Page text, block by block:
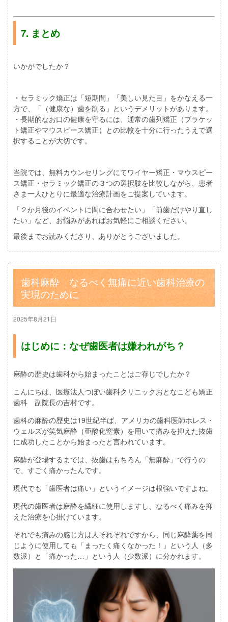
7. まとめ
いかがでしたか？
・セラミック矯正は 「短期間」「美しい見た目」 をかなえる一
方で、
「（健康な）歯を削る」 というデメリットがあります。
・長期的なお口の健康を守るには、通常の歯列矯正（ブラケッ
ト矯正やマウスピース矯正）との比較を十分に行ったうえで選
択することが大切です。
当院では、無料カウンセリングにてワイヤー矯正・マウスピー
ス矯正・セラミック矯正の３つの選択肢を比較しながら、患者
さま一人ひとりに最適な治療計画をご提案しています。
「２か月後のイベントに間に合わせたい」「前歯だけやり直し
たい」 など、お悩みがあればお気軽にご相談ください。
最後までお読みくださり、ありがとうございました。
歯科麻酔 なるべく無痛に近い歯科治療の
実現のために
2025年8月21日
はじめに：なぜ歯医者は嫌われがち？
麻酔の歴史は歯科から始まったことはご存じでしたか？
こんにちは、医療法人つぼい歯科クリニックおとなこども矯正
歯科 副院長の吉村です。
歯科の麻酔の歴史は19世紀半ば、アメリカの歯科医師ホレス・
ウェルズが笑気麻酔（亜酸化窒素）を用いて痛みを抑えた抜歯
に成功したことから始まったと言われています。
麻酔が登場するまでは、抜歯はもちろん「無麻酔」で行うの
で、すごく痛かったんです。
現代でも「歯医者は痛い」というイメージは根強いですよね。
現代の歯医者は麻酔を繊細に使用しますし、なるべく痛みを抑
えた治療を心掛けています。
それでも痛みの感じ方は人それぞれですから、同じ麻酔薬を同
じように使用しても「まったく痛くなかった！」という人（多
数派）と「痛かった…」という人（少数派）に分かれます。